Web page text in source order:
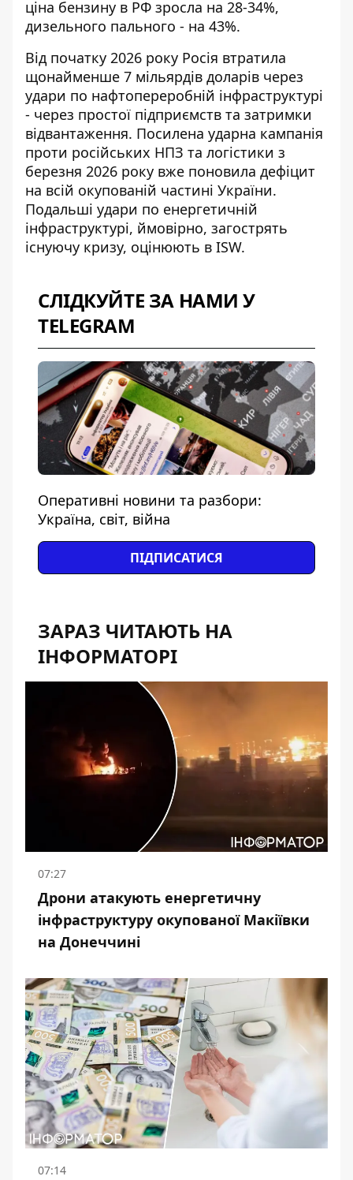
ціна бензину в РФ зросла на 28-34%,
дизельного пального - на 43%.
Від початку 2026 року Росія втратила
щонайменше 7 мільярдів доларів через
удари по нафтопереробній інфраструктурі
- через простої підприємств та затримки
відвантаження. Посилена ударна кампанія
проти російських НПЗ та логістики з
березня 2026 року вже поновила дефіцит
на всій окупованій частині України.
Подальші удари по енергетичній
інфраструктурі, ймовірно, загострять
існуючу кризу, оцінюють в ISW.
СЛІДКУЙТЕ ЗА НАМИ У
TELEGRAM
Оперативні новини та разбори:
Україна, світ, війна
ПІДПИСАТИСЯ
ЗАРАЗ ЧИТАЮТЬ НА
ІНФОРМАТОРІ
07:27
Дрони атакують енергетичну
інфраструктуру окупованої Макіївки
на Донеччині
07:14